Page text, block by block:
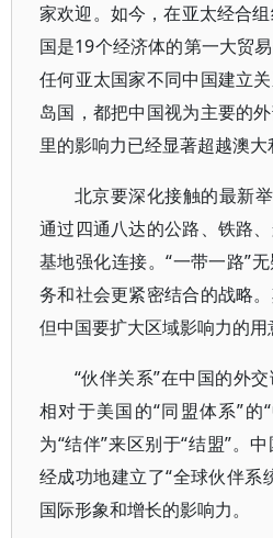
家欢迎。如今，在亚太经合
国是19个经济体的第一大贸
任何亚太国家不同中国建立
岛国，都把中国视为主要的
里的影响力已经显著超越澳大
北京要深化接触的最新
通过四通八达的公路、铁路
基地强化连接。“一带一路”
务和社会更紧密结合的战略
但中国要扩大区域影响力的用
“伙伴关系”在中国的外
相对于美国的“同盟体系”的
为“结伴”来区别于“结盟”。
经成功地建立了“全球伙伴系
国际形象和增长的影响力。